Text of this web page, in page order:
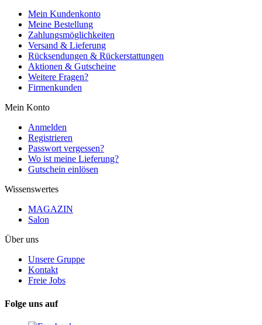
Mein Kundenkonto
Meine Bestellung
Zahlungsmöglichkeiten
Versand & Lieferung
Rücksendungen & Rückerstattungen
Aktionen & Gutscheine
Weitere Fragen?
Firmenkunden
Mein Konto
Anmelden
Registrieren
Passwort vergessen?
Wo ist meine Lieferung?
Gutschein einlösen
Wissenswertes
MAGAZIN
Salon
Über uns
Unsere Gruppe
Kontakt
Freie Jobs
Folge uns auf